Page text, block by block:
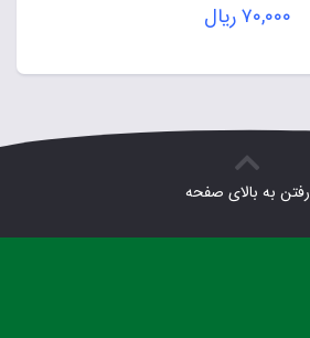
۷۰,۰۰۰ریال
رفتن به بالای صفحه